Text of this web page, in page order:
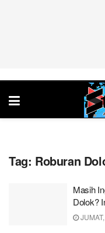
Tag: Roburan
Masih
Dolok?